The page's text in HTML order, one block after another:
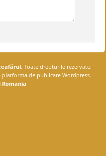
. Toate drepturile rezervate.
de publicare Wordpress.